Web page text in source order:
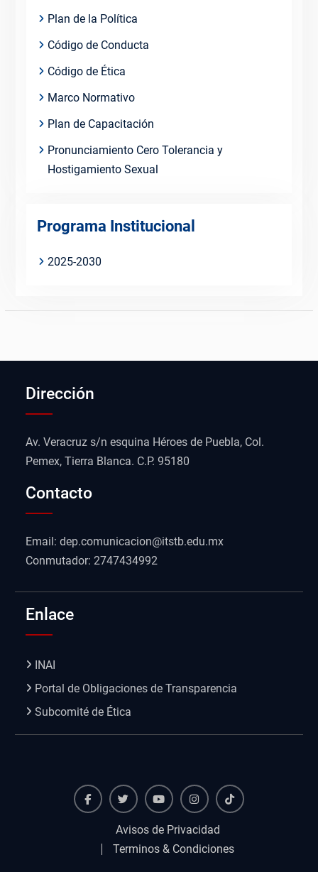
Plan de la Política
Código de Conducta
Código de Ética
Marco Normativo
Plan de Capacitación
Pronunciamiento Cero Tolerancia y
Hostigamiento Sexual
Programa Institucional
2025-2030
Dirección
Av. Veracruz s/n esquina Héroes de Puebla, Col.
Pemex, Tierra Blanca. C.P. 95180
Contacto
Email: dep.comunicacion@itstb.edu.mx
Conmutador: 2747434992
Enlace
INAI
Portal de Obligaciones de Transparencia
Subcomité de Ética
Avisos de Privacidad
Terminos & Condiciones